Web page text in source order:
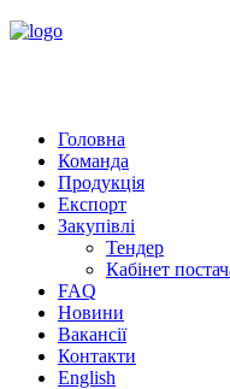
Головна
Команда
Продукція
Експорт
Закупівлі
Тендер
Кабінет
FAQ
Новини
Вакансії
Контакти
English